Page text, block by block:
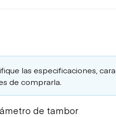
las especificaciones,
de comprarla.
de tambor